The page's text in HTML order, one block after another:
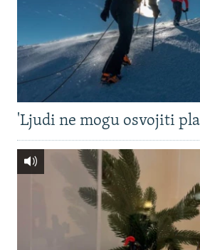
'Ljudi ne mogu osvojiti